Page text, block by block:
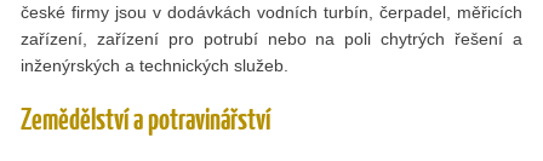
české firmy jsou v dodávkách vodních turbín, čerpadel, měřicích
zařízení, zařízení pro potrubí nebo na poli chytrých řešení a
inženýrských a technických služeb.
Zemědělství a potravinářství